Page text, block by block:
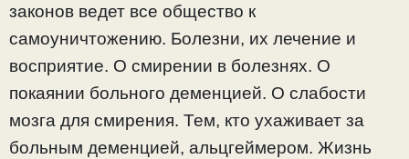
законов ведет все общество к
самоуничтожению. Болезни, их лечение и
восприятие. О смирении в болезнях. О
покаянии больного деменцией. О слабости
мозга для смирения. Тем, кто ухаживает за
больным деменцией, альцгеймером. Жизнь